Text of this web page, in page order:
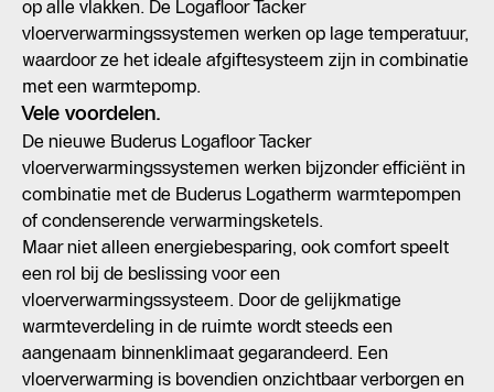
op alle vlakken. De Logafloor Tacker
vloerverwarmingssystemen werken op lage temperatuur,
waardoor ze het ideale afgiftesysteem zijn in combinatie
met een warmtepomp.
Vele voordelen.
De nieuwe Buderus Logafloor Tacker
vloerverwarmingssystemen werken bijzonder efficiënt in
combinatie met de Buderus Logatherm warmtepompen
of condenserende verwarmingsketels.
Maar niet alleen energiebesparing, ook comfort speelt
een rol bij de beslissing voor een
vloerverwarmingssysteem. Door de gelijkmatige
warmteverdeling in de ruimte wordt steeds een
aangenaam binnenklimaat gegarandeerd. Een
vloerverwarming is bovendien onzichtbaar verborgen en